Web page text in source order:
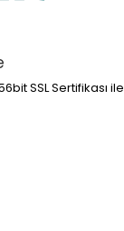
SSL Sertifikası ile